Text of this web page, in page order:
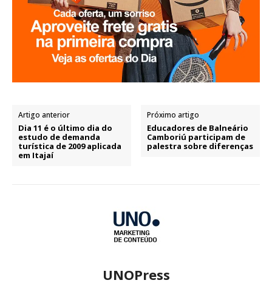
Artigo anterior
Dia 11 é o último dia do
estudo de demanda
turística de 2009 aplicada
em Itajaí
Próximo artigo
Educadores de Balneário
Camboriú participam de
palestra sobre diferenças
UNOPress